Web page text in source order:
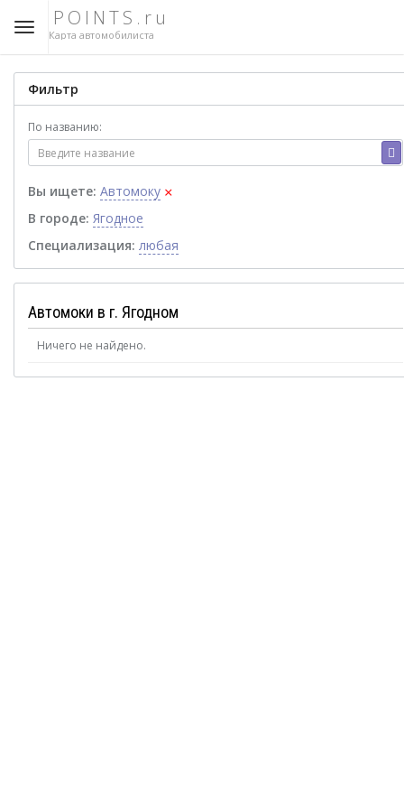
POINTS.ru
Карта автомобилиста
Фильтр
По названию:
Вы ищете: Автомоку ×
В городе: Ягодное
Специализация: любая
Автомоки в г. Ягодном
Ничего не найдено.